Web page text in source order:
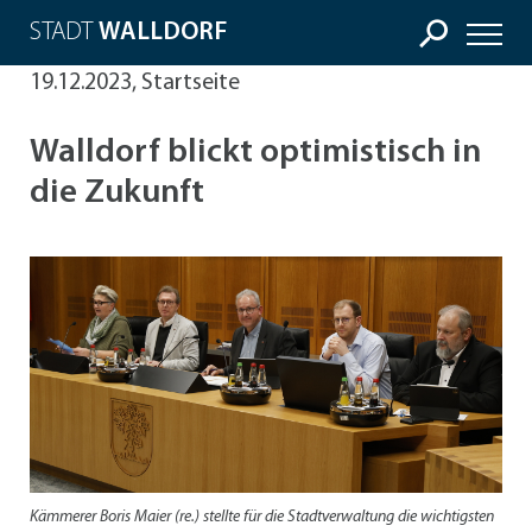
STADT WALLDORF
19.12.2023, Startseite
Walldorf blickt optimistisch in
die Zukunft
Kämmerer Boris Maier (re.) stellte für die Stadtverwaltung die wichtigsten